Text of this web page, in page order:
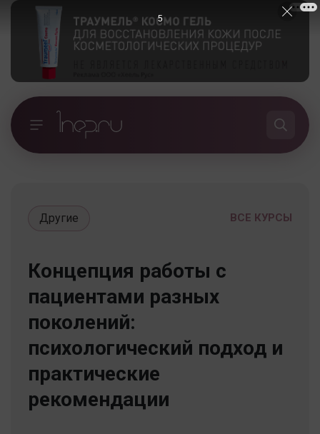
ВСЕ КУРСЫ
Другие
Концепция работы с
пациентами разных
поколений:
психологический подход и
практические
рекомендации
5